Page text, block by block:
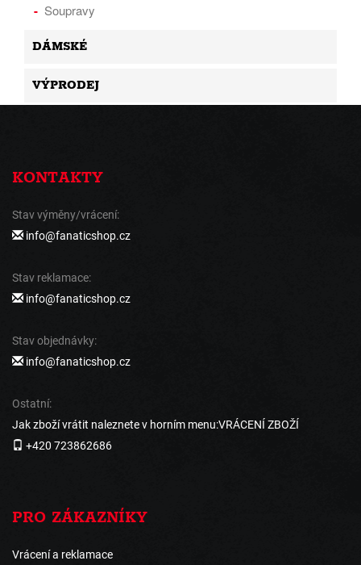
Soupravy
DÁMSKÉ
VÝPRODEJ
KONTAKTY
Stav výměny/vrácení:
info@fanaticshop.cz
Stav reklamace:
info@fanaticshop.cz
Stav objednávky:
info@fanaticshop.cz
Ostatní:
Jak zboží vrátit naleznete v horním menu:VRÁCENÍ ZBOŽÍ
+420 723862686
PRO ZÁKAZNÍKY
Vrácení a reklamace